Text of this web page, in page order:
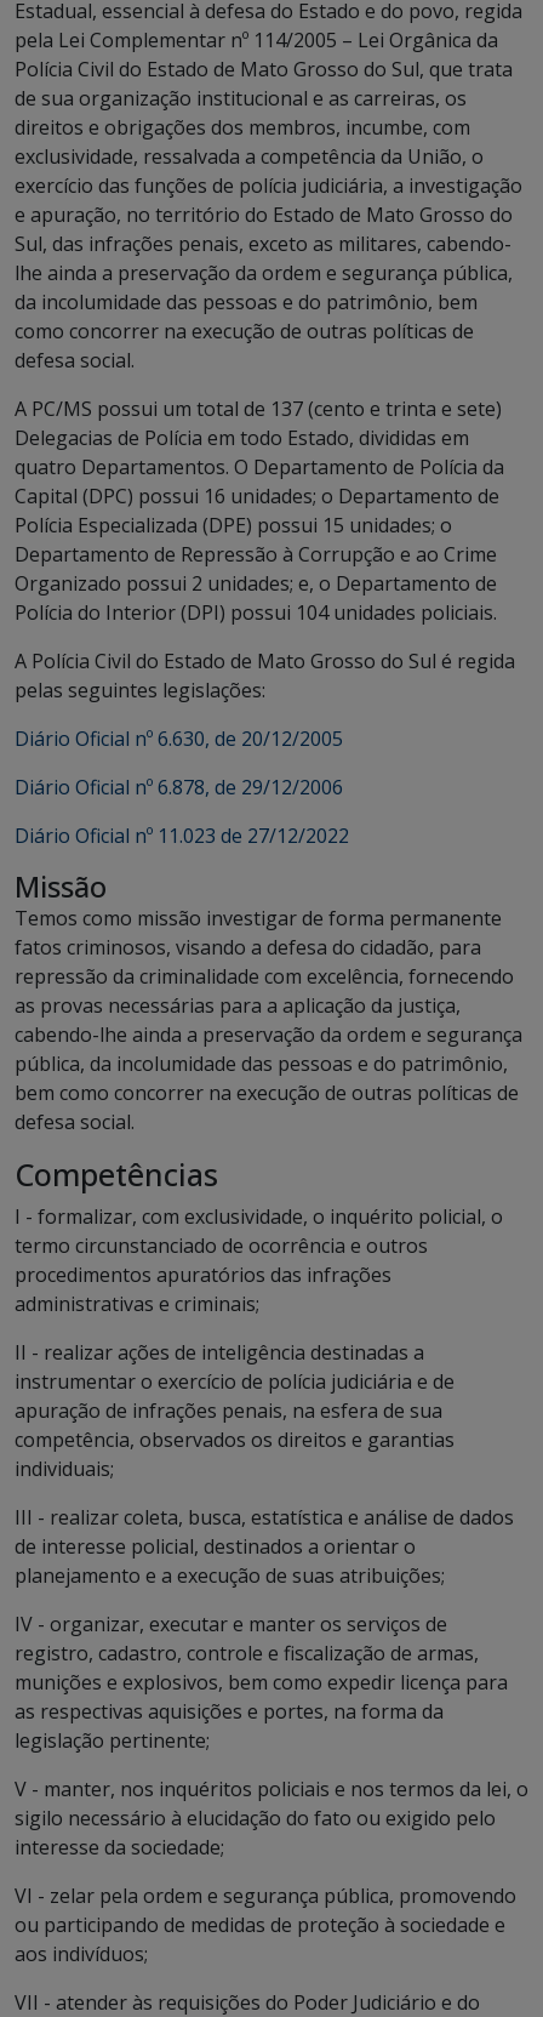
Estadual, essencial à defesa do Estado e do povo, regida
pela Lei Complementar nº 114/2005 – Lei Orgânica da
Polícia Civil do Estado de Mato Grosso do Sul, que trata
de sua organização institucional e as carreiras, os
direitos e obrigações dos membros, incumbe, com
exclusividade, ressalvada a competência da União, o
exercício das funções de polícia judiciária, a investigação
e apuração, no território do Estado de Mato Grosso do
Sul, das infrações penais, exceto as militares, cabendo-
lhe ainda a preservação da ordem e segurança pública,
da incolumidade das pessoas e do patrimônio, bem
como concorrer na execução de outras políticas de
defesa social.
A PC/MS possui um total de 137 (cento e trinta e sete)
Delegacias de Polícia em todo Estado, divididas em
quatro Departamentos. O Departamento de Polícia da
Capital (DPC) possui 16 unidades; o Departamento de
Polícia Especializada (DPE) possui 15 unidades; o
Departamento de Repressão à Corrupção e ao Crime
Organizado possui 2 unidades; e, o Departamento de
Polícia do Interior (DPI) possui 104 unidades policiais.
A Polícia Civil do Estado de Mato Grosso do Sul é regida
pelas seguintes legislações:
Diário Oficial nº 6.630, de 20/12/2005
Diário Oficial nº 6.878, de 29/12/2006
Diário Oficial nº 11.023 de 27/12/2022
Missão
Temos como missão investigar de forma permanente
fatos criminosos, visando a defesa do cidadão, para
repressão da criminalidade com excelência, fornecendo
as provas necessárias para a aplicação da justiça,
cabendo-lhe ainda a preservação da ordem e segurança
pública, da incolumidade das pessoas e do patrimônio,
bem como concorrer na execução de outras políticas de
defesa social.
Competências
I - formalizar, com exclusividade, o inquérito policial, o
termo circunstanciado de ocorrência e outros
procedimentos apuratórios das infrações
administrativas e criminais;
II - realizar ações de inteligência destinadas a
instrumentar o exercício de polícia judiciária e de
apuração de infrações penais, na esfera de sua
competência, observados os direitos e garantias
individuais;
III - realizar coleta, busca, estatística e análise de dados
de interesse policial, destinados a orientar o
planejamento e a execução de suas atribuições;
IV - organizar, executar e manter os serviços de
registro, cadastro, controle e fiscalização de armas,
munições e explosivos, bem como expedir licença para
as respectivas aquisições e portes, na forma da
legislação pertinente;
V - manter, nos inquéritos policiais e nos termos da lei, o
sigilo necessário à elucidação do fato ou exigido pelo
interesse da sociedade;
VI - zelar pela ordem e segurança pública, promovendo
ou participando de medidas de proteção à sociedade e
aos indivíduos;
VII - atender às requisições do Poder Judiciário e do